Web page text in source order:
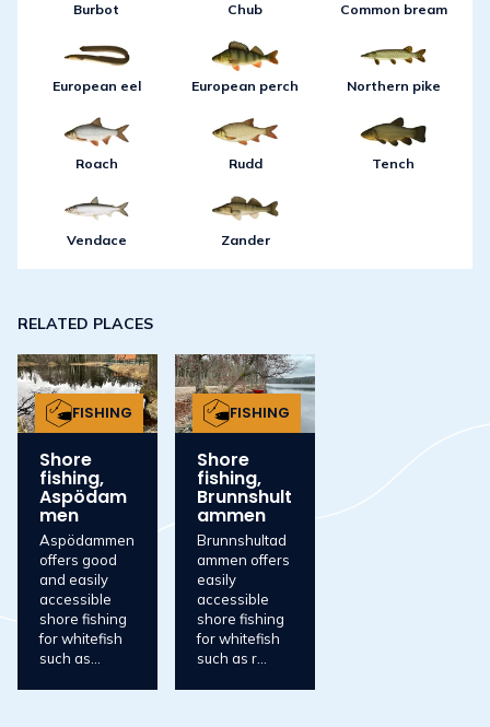
Burbot Chub Common bream
European eel European perch Northern pike
Roach Rudd Tench
Vendace Zander
RELATED PLACES
FISHING
Shore
fishing,
Aspödam
men
Aspödammen
offers good
and easily
accessible
shore fishing
for whitefish
such as...
FISHING
Shore
fishing,
Brunnshult
ammen
Brunnshultad
ammen offers
easily
accessible
shore fishing
for whitefish
such as r...